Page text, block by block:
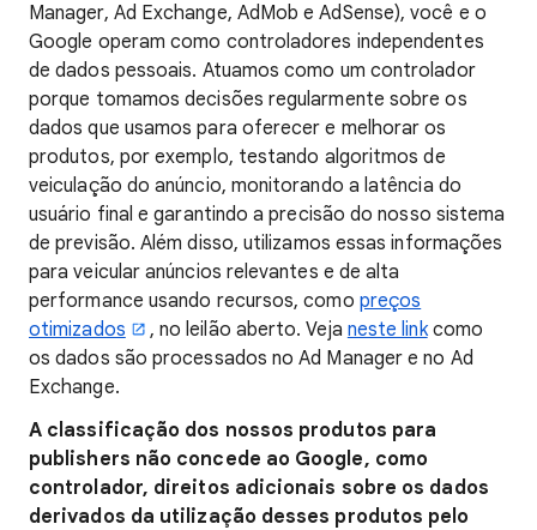
Manager, Ad Exchange, AdMob e AdSense), você e o
Google operam como controladores independentes
de dados pessoais. Atuamos como um controlador
porque tomamos decisões regularmente sobre os
dados que usamos para oferecer e melhorar os
produtos, por exemplo, testando algoritmos de
veiculação do anúncio, monitorando a latência do
usuário final e garantindo a precisão do nosso sistema
de previsão. Além disso, utilizamos essas informações
para veicular anúncios relevantes e de alta
performance usando recursos, como preços
otimizados
, no leilão aberto. Veja neste linkcomo
os dados são processados no Ad Manager e no Ad
Exchange.
A classificação dos nossos produtos para
publishers não concede ao Google, como
controlador, direitos adicionais sobre os dados
derivados da utilização desses produtos pelo